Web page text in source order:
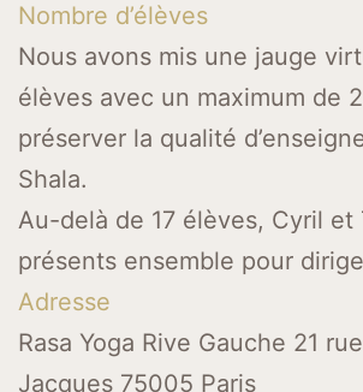
Nombre d’élèves
Nous avons mis une jauge
élèves avec un maximum de
préserver la qualité
Shala.
Au-delà de 17 élèves, Cyril et
présents ensemble pour
Adresse
Rasa Yoga Rive Gauche 21
Jacques 75005 Paris